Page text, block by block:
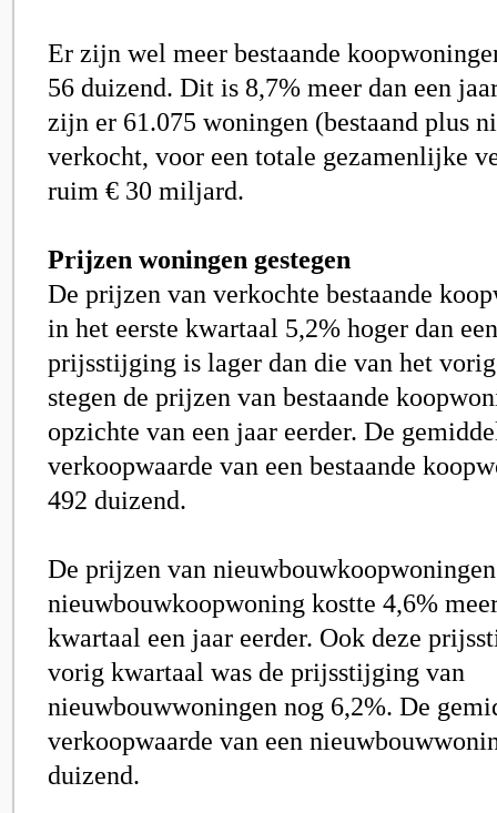
Er zijn wel meer bestaande
56 duizend. Dit is 8,7% meer dan een
zijn er 61.075 woningen (bestaand plus
verkocht, voor een totale gezamenlijke
ruim € 30 miljard.
Prijzen woningen gestegen
De prijzen van verkochte bestaande
in het eerste kwartaal 5,2% hoger dan
prijsstijging is lager dan die van het
stegen de prijzen van bestaande
opzichte van een jaar eerder. De
verkoopwaarde van een bestaande
492 duizend.
De prijzen van
nieuwbouwkoopwoning kostte 4,6%
kwartaal een jaar eerder. Ook deze
vorig kwartaal was de prijsstijging van
nieuwbouwwoningen nog 6,2%. De
verkoopwaarde van een
duizend.